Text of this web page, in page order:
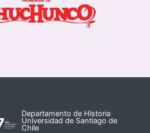
Departamento de Historia
Universidad de Santiago de
Chile